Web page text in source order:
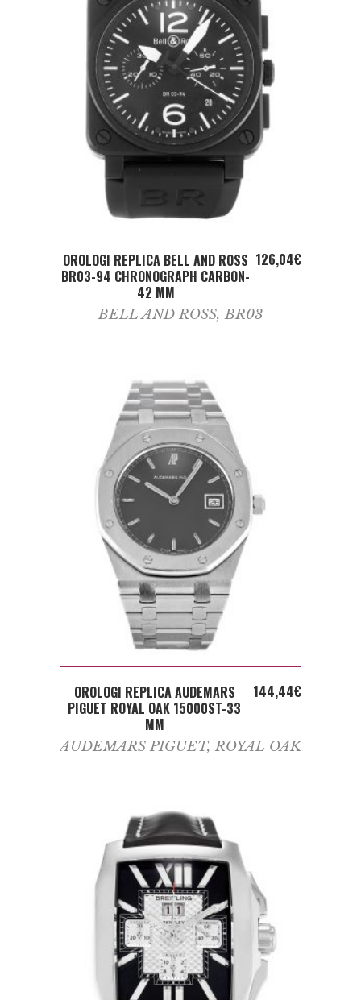
ADD TO CART
OROLOGI REPLICA BELL AND ROSS
BR03-94 CHRONOGRAPH CARBON-
42 MM
126,04€
BELL AND ROSS,BR03
ADD TO CART
OROLOGI REPLICA AUDEMARS
PIGUET ROYAL OAK 15000ST-33
MM
144,44€
AUDEMARS PIGUET, ROYAL OAK